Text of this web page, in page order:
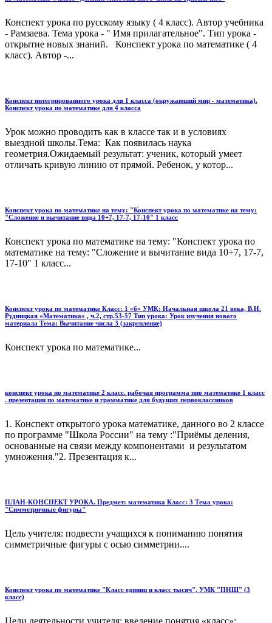
Конспект урока по русскому языку ( 4 класс). Автор учебника
- Рамзаева. Тема урока - " Имя прилагательное". Тип урока -
открытие новых знаний. Конспект урока по математике ( 4
класс). Автор -...
Конспект интегрированного урока для 1 класса (окружающий мир - математика).
Конспект урока по математике для 4 класса
Урок можно проводить как в классе так и в условиях
выездной школы.Тема: Как появилась наука
геометрия.Ожидаемый результат: ученик, который умеет
отличать кривую линию от прямой. Ребенок, у котор...
Конспект урока по математике на тему: "Конспект урока по математике на тему:
"Сложение и вычитание вида 10+7, 17-7, 17-10" 1 класс
Конспект урока по математике на тему: "Конспект урока по
математике на тему: "Сложение и вычитание вида 10+7, 17-7,
17-10" 1 класс...
Конспект урока по математике Класс: 1 «б» УМК: Начальная школа 21 века, В.Н.
Рудницкая «Математика» , ч.2, стр.53-57 Тип урока: Урок изучения нового
материала Тема: Вычитание числа 3 (закрепление)
Конспект урока по математике...
конспект урока по математике 2 класс. рабочая программа ппо математике 1 класс
. презентации по математике и грамматике для будущих первоклассников
1. Конспект открытого урока математике, данного во 2 классе
по программе "Школа России" на тему :"Приёмы деления,
основанные на связи между компонентами и результатом
умножения."2. Презентация к...
ПЛАН-КОНСПЕКТ УРОКА. Предмет: математика Класс: 3 Тема урока:
"Симметричные фигуры"
Цель учителя: подвести учащихся к пониманию понятия
симметричные фигуры с осью симметрии....
Конспект урока по математике "Класс единиц и класс тысяч", УМК "ПНШ" (3
класс)
Цели деятельности учителя: введение понятия «класс»;